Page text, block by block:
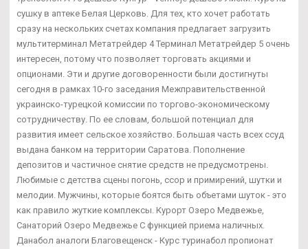
сушку в аптеке Белая Церковь. Для тех, кто хочет работать
сразу на нескольких счетах компания предлагает загрузить
мультитерминал Метатрейдер 4 Терминал Метатрейдер 5 очень
интересен, потому что позволяет торговать акциями и
опционами. Эти и другие договоренности были достигнуты
сегодня в рамках 10-го заседания Межправительственной
украинско-турецкой комиссии по торгово-экономическому
сотрудничеству. По ее словам, большой потенциал для
развития имеет сельское хозяйство. Большая часть всех ссуд
выдана банком на территории Саратова. Пополнение
депозитов и частичное снятие средств не предусмотрены.
Любимые с детства сцены погонь, ссор и примирений, шутки и
мелодии. Мужчины, которые боятся быть объетами шуток - это
как правило жуткие комплексы. Курорт Озеро Медвежье,
Санаторий Озеро Медвежье С функцией приема наличных.
Данабол аналоги Благовещенск - Курс туринабол пропионат